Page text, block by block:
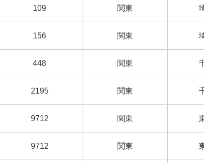
109 関東
156 関東
448 関東
2195 関東
9712 関東
9712 関東